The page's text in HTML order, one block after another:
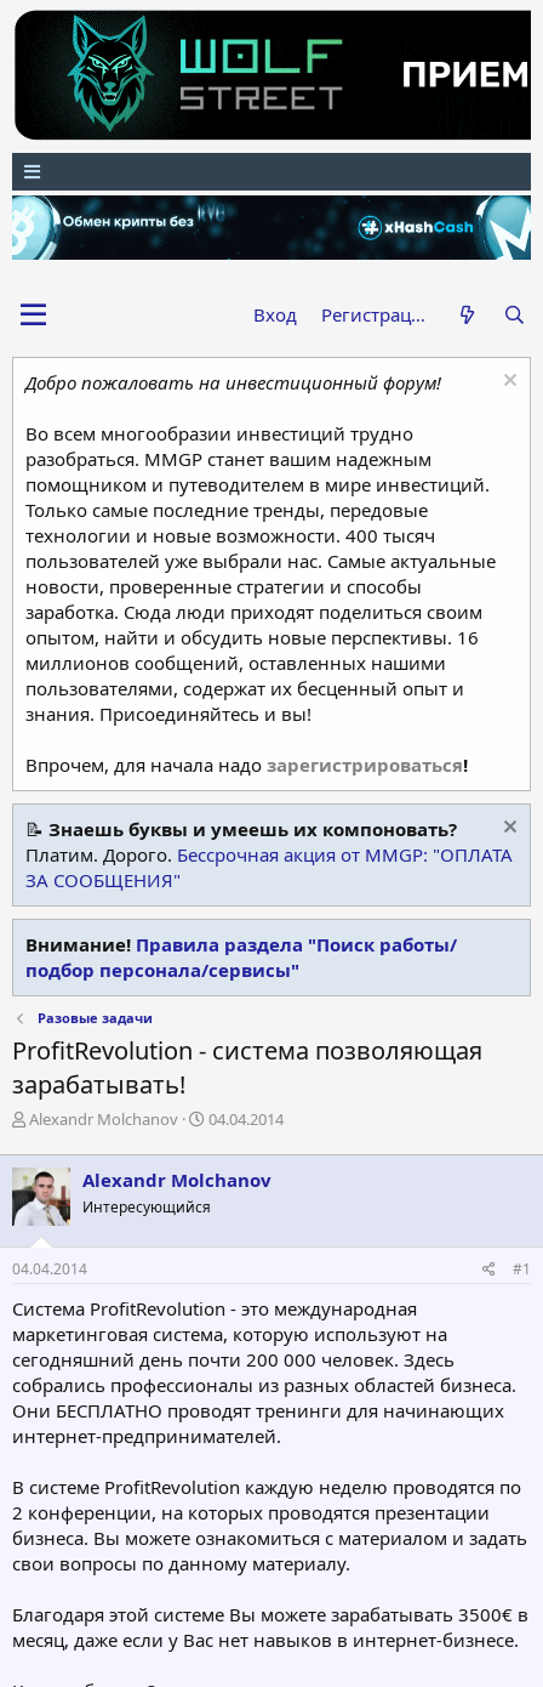
Вход Регистрация
Добро пожаловать на инвестиционный форум!
Во всем многообразии инвестиций трудно
разобраться. MMGP станет вашим надежным
помощником и путеводителем в мире инвестиций.
Только самые последние тренды, передовые
технологии и новые возможности. 400 тысяч
пользователей уже выбрали нас. Самые актуальные
новости, проверенные стратегии и способы
заработка. Сюда люди приходят поделиться своим
опытом, найти и обсудить новые перспективы. 16
миллионов сообщений, оставленных нашими
пользователями, содержат их бесценный опыт и
знания. Присоединяйтесь и вы!
Впрочем, для начала надо зарегистрироваться!
📝 Знаешь буквы и умеешь их компоновать?
Платим. Дорого. Бессрочная акция от MMGP: "ОПЛАТА
ЗА СООБЩЕНИЯ"
Внимание! Правила раздела "Поиск работы/
подбор персонала/сервисы"
Разовые задачи
ProfitRevolution - система позволяющая
зарабатывать!
А
т
о
р
т
е
м
Alexandr Molchanov
Д
т
а
н
ч
а
04.04.2014
Alexandr Molchanov
Интересующийся
04.04.2014 #1
Система ProfitRevolution - это международная
маркетинговая система, которую используют на
сегодняшний день почти 200 000 человек. Здесь
собрались профессионалы из разных областей бизнеса.
Они БЕСПЛАТНО проводят тренинги для начинающих
интернет-предпринимателей.
В системе ProfitRevolution каждую неделю проводятся по
2 конференции, на которых проводятся презентации
бизнеса. Вы можете ознакомиться с материалом и задать
свои вопросы по данному материалу.
Благодаря этой системе Вы можете зарабатывать 3500€ в
месяц, даже если у Вас нет навыков в интернет-бизнесе.